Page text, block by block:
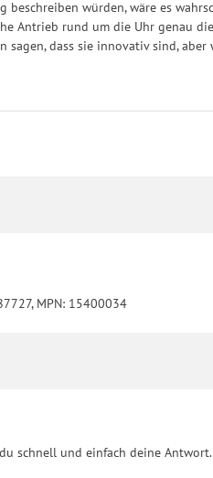
beschreiben würden, wäre es
Antrieb rund um die Uhr genau
sagen, dass sie innovativ sind,
MPN: 15400034
schnell und einfach deine Antwort.